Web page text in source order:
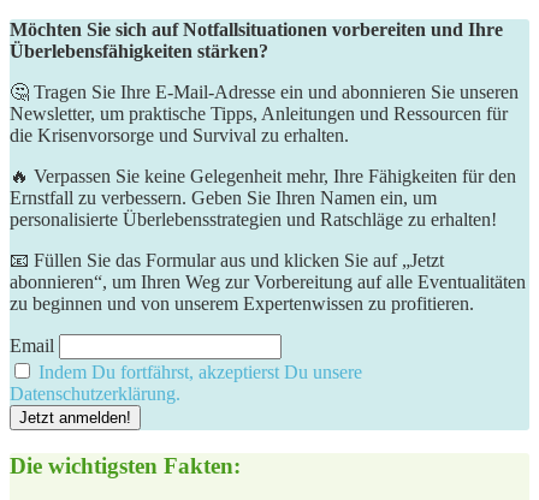
Möchten Sie sich auf Notfallsituationen vorbereiten und Ihre
Überlebensfähigkeiten stärken?
🤔 Tragen Sie Ihre E-Mail-Adresse ein und abonnieren Sie unseren
Newsletter, um praktische Tipps, Anleitungen und Ressourcen für
die Krisenvorsorge und Survival zu erhalten.
🔥 Verpassen Sie keine Gelegenheit mehr, Ihre Fähigkeiten für den
Ernstfall zu verbessern. Geben Sie Ihren Namen ein, um
personalisierte Überlebensstrategien und Ratschläge zu erhalten!
📧 Füllen Sie das Formular aus und klicken Sie auf „Jetzt
abonnieren“, um Ihren Weg zur Vorbereitung auf alle Eventualitäten
zu beginnen und von unserem Expertenwissen zu profitieren.
Email
Indem Du fortfährst, akzeptierst Du unsere
Datenschutzerklärung.
Die wichtigsten Fakten: